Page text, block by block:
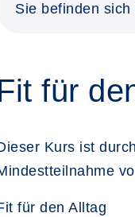
Sie befinden sich
für
Kurs ist
für den Alltag